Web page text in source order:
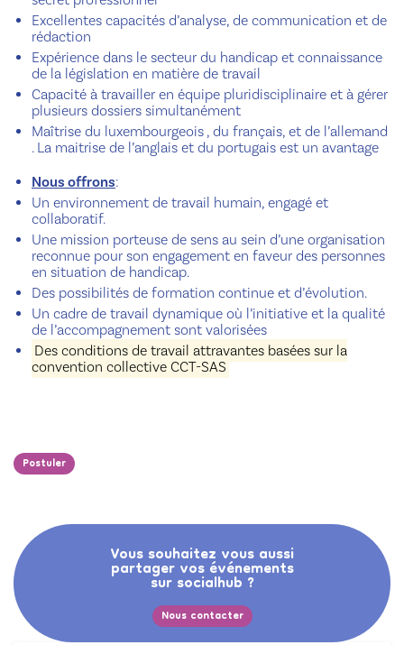
Excellentes capacités d’analyse, de communication et de
rédaction
Expérience dans le secteur du handicap et connaissance
de la législation en matière de travail
Capacité à travailler en équipe pluridisciplinaire et à gérer
plusieurs dossiers simultanément
Maîtrise du luxembourgeois , du français, et de l’allemand
. La maitrise de l’anglais et du portugais est un avantage
Nous offrons:
Un environnement de travail humain, engagé et
collaboratif.
Une mission porteuse de sens au sein d’une organisation
reconnue pour son engagement en faveur des personnes
en situation de handicap.
Des possibilités de formation continue et d’évolution.
Un cadre de travail dynamique où l’initiative et la qualité
de l’accompagnement sont valorisées
Des conditions de travail attrayantes basées sur la
convention collective CCT-SAS
Postuler
Vous souhaitez vous aussi
partager vos événements
sur socialhub ?
Nous contacter